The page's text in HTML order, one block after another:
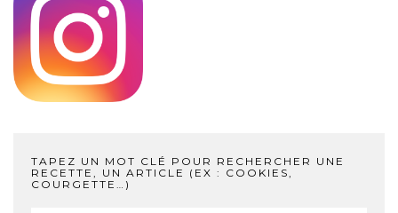
TAPEZ UN MOT CLÉ POUR RECHERCHER UNE
RECETTE, UN ARTICLE (EX : COOKIES,
COURGETTE…)